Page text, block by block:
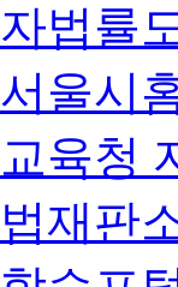
자법률
서울시
교육청
법재판